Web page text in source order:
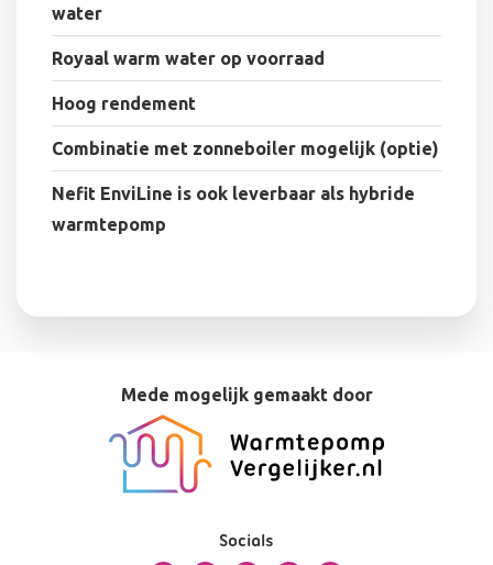
water
Royaal warm water op voorraad
Hoog rendement
Combinatie met zonneboiler mogelijk (optie)
Nefit EnviLine is ook leverbaar als hybride
warmtepomp
Mede mogelijk gemaakt door
Socials